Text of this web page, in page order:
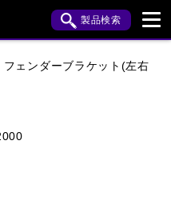
製品検索
SUZUKI
ェンダーブラケット(左右